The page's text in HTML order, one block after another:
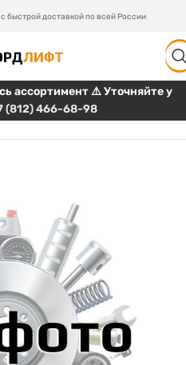
быстрой доставкой по всей России
ассортимент ⚠️ Уточняйте у
(812) 466-68-98